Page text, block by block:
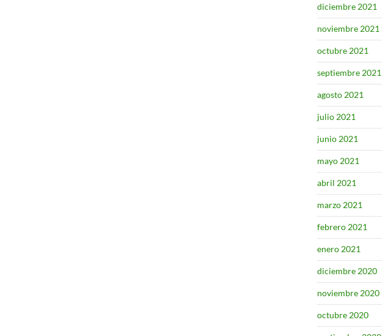
diciembre 2021
noviembre 2021
octubre 2021
septiembre 2021
agosto 2021
julio 2021
junio 2021
mayo 2021
abril 2021
marzo 2021
febrero 2021
enero 2021
diciembre 2020
noviembre 2020
octubre 2020